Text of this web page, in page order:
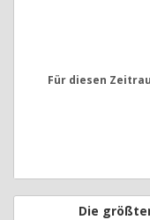
Für diesen
Die